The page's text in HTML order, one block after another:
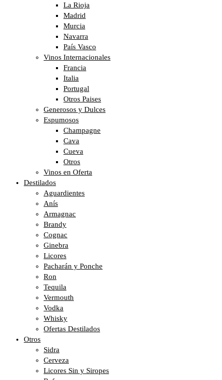
La Rioja
Madrid
Murcia
Navarra
País Vasco
Vinos Internacionales
Francia
Italia
Portugal
Otros Paises
Generosos y Dulces
Espumosos
Champagne
Cava
Cueva
Otros
Vinos en Oferta
Destilados
Aguardientes
Anís
Armagnac
Brandy
Cognac
Ginebra
Licores
Pacharán y Ponche
Ron
Tequila
Vermouth
Vodka
Whisky
Ofertas Destilados
Otros
Sidra
Cerveza
Licores Sin y Siropes